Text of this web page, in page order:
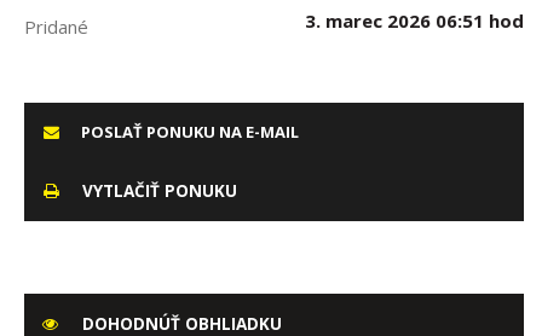
Pridané
3. marec 2026 06:51 hod
POSLAŤ PONUKU NA E-MAIL
VYTLAČIŤ PONUKU
DOHODNÚŤ OBHLIADKU